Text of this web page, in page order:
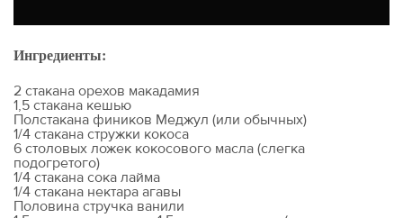
Ингредиенты:
2 стакана орехов макадамия
1,5 стакана кешью
Полстакана фиников Меджул (или обычных)
1/4 стакана стружки кокоса
6 столовых ложек кокосового масла (слегка
подогретого)
1/4 стакана сока лайма
1/4 стакана нектара агавы
Половина стручка ванили